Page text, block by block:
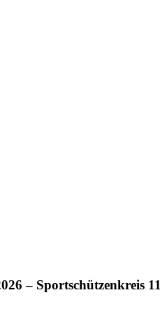
– Sportschützenkreis 11